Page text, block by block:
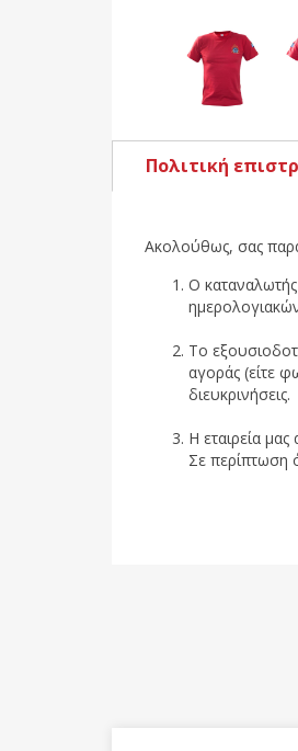
Πολιτική
Ακολούθως, σας
Ο
Το
αγοράς (είτε
διευκρινήσεις.
Η εταιρεία
Σε περίπτωση